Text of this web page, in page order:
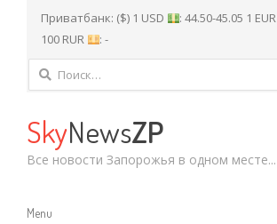
Приватбанк: ($) 1 USD : 44.50-45.05 1 EUR
100 RUR
: -
Найти:
SkyNewsZP
Все новости Запорожья в одном месте...
Menu
Menu